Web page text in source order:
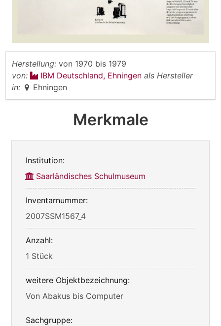
Herstellung: von 1970 bis 1979
von:
IBM Deutschland, Ehningen als Hersteller
in:
Ehningen
Merkmale
Institution:
Saarländisches Schulmuseum
Inventarnummer:
2007SSM1567_4
Anzahl:
1 Stück
weitere Objektbezeichnung:
Von Abakus bis Computer
Sachgruppe: